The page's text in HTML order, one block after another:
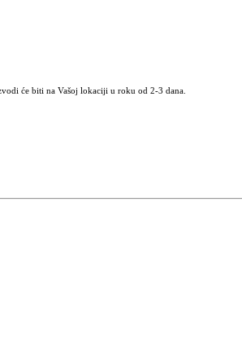
će biti na Vašoj lokaciji u roku od 2-3 dana.